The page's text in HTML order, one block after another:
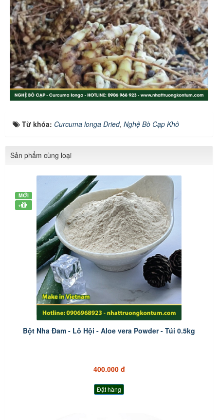
Từ khóa: Curcuma longa Dried, Nghệ Bò Cạp Khô
Sản phẩm cùng loại
MỚI
+
Bột Nha Đam - Lô Hội - Aloe vera Powder - Túi 0.5kg
400.000 đ
Đặt hàng